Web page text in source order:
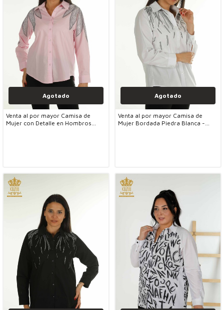
Agotado
Venta al por mayor Camisa de
Mujer con Detalle en Hombros
Agotado
Venta al por mayor Camisa de
Mujer Bordada Piedra Blanca -